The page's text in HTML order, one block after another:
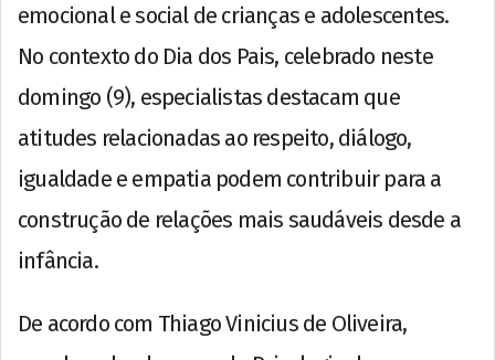
emocional e social de crianças e adolescentes.
No contexto do Dia dos Pais, celebrado neste
domingo (9), especialistas destacam que
atitudes relacionadas ao respeito, diálogo,
igualdade e empatia podem contribuir para a
construção de relações mais saudáveis desde a
infância.
De acordo com Thiago Vinicius de Oliveira,